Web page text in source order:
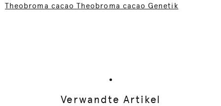
Theobroma cacao Theobroma cacao Genetik
Verwandte Artikel